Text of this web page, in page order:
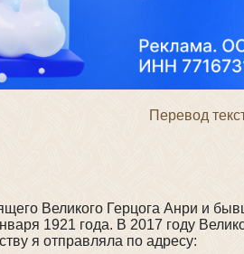
Перевод
Великого Герцога Анри и
1921 года. В 2017 году
я отправляла по адресу: